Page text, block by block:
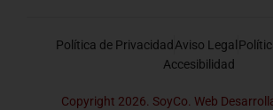
Política de PrivacidadAviso Legal
Accesibilidad
Copyright 2026. SoyCo. Web